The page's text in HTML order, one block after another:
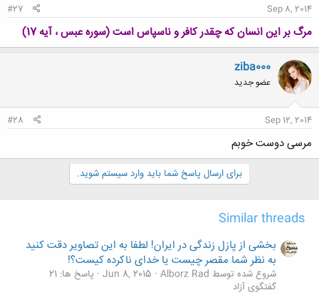
Sep 8, 2014
#27
مرگ بر این انسان که چقدر کافر و ناسپاس است (سوره عبس ، آیه 17)
ziba000
عضو جدید
Sep 12, 2014
#28
مرسی دوست خوبم
برای ارسال پاسخ شما باید وارد سیستم شوید.
Similar threads
بخشی از پازل زندگی در ایران! لطفا به این تصاویر دقت کنید
به نظر شما مقصر چیست یا خدای ناکرده کیست؟!
شروع شده توسط Alborz Rad Jun 8, 2015 پاسخ ها: 21
گفتگوی آزاد